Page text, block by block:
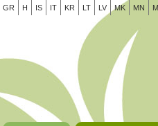
GR H IS IT KR LT LV MK MN